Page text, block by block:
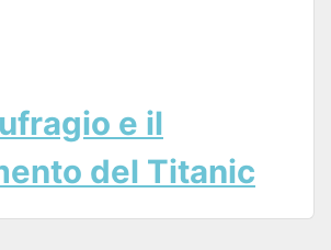
e il
del Titanic